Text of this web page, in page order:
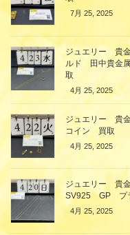
7月 25, 2025
ジュエリー 貴
ルド 田中貴金
取
4月 25, 2025
ジュエリー 貴
コイン 買取
4月 25, 2025
ジュエリー
SV925 GP プ
4月 25, 2025